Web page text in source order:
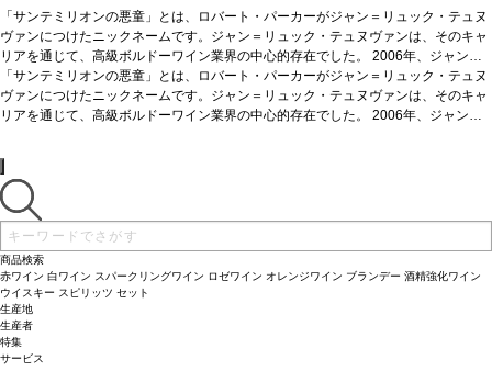
「サンテミリオンの悪童」とは、ロバート・パーカーがジャン＝リュック・テュヌ
ヴァンにつけたニックネームです。ジャン＝リュック・テュヌヴァンは、そのキャ
リアを通じて、高級ボルドーワイン業界の中心的存在でした。 2006年、ジャン・
リュック・テュヌヴァンの娘がこの土地を購入し、ドメーヌ・ヴィルジニー・テュ
ヌヴァン（L'Enclos de Virginie）と命名しました。テイスティングノート素晴ら
しくジューシーで、ブラックベリーやブルーベリーの複雑な層が感じられる。ミデ
クリング
キ/炒飯/肉じゃが/すきやき/豚角煮/焼きナス/焼き鳥/牛丼/ダック）
メルロー
があり価格が同様の場合は自動的に次のヴィンテージに変更されます、ご了承くだ
さい。
「サンテミリオンの悪童」とは、ロバート・パーカーがジャン＝リュック・テュヌ
ヴァンにつけたニックネームです。ジャン＝リュック・テュヌヴァンは、そのキャ
リアを通じて、高級ボルドーワイン業界の中心的存在でした。 2006年、ジャン・
ヌヴァン（L'Enclos de Virginie）と命名しました。
しくジューシーで、ブラックベリーやブルーベリーの複雑な層が感じられる。ミデ
ィアムからフルボディの味わいに、滑らかなタンニンを持つ。by ジェームス・サッ
クリング
キ/炒飯/肉じゃが/すきやき/豚角煮/焼きナス/焼き鳥/牛丼/ダック）
メルロー認証サスティナブル HVE3認証*本ヴィンテージが在庫切れの場合、在庫
があり価格が同様の場合は自動的に次のヴィンテージに変更されます、ご了承くだ
さい。
商品検索
赤ワイン 白ワイン スパークリングワイン ロゼワイン オレンジワイン ブランデー 酒精強化ワイン
ウイスキー スピリッツ セット
生産地
生産者
特集
サービス